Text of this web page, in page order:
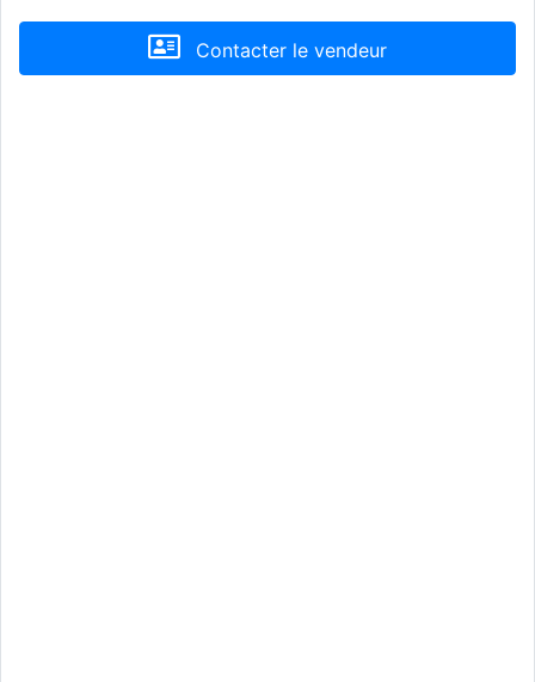
Contacter le vendeur